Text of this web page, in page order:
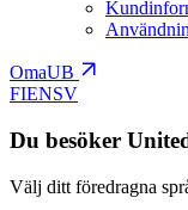
OmaUB
FIENSV
Du besöker
Välj ditt föredragna